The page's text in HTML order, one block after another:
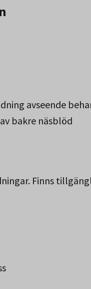
avseende
bakre näsblöd
Finns